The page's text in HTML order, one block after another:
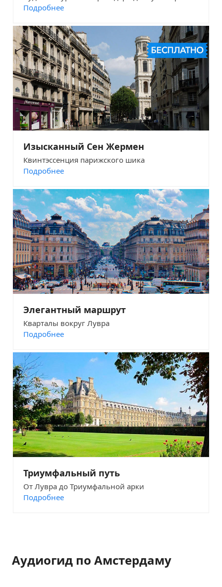
Подробнее
Изысканный Сен Жермен
Квинтэссенция парижского шика
Подробнее
Элегантный маршрут
Кварталы вокруг Лувра
Подробнее
Триумфальный путь
От Лувра до Триумфальной арки
Подробнее
Аудиогид по Амстердаму